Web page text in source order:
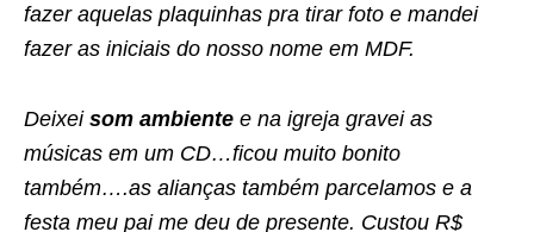
fazer aquelas plaquinhas pra tirar foto e mandei
fazer as iniciais do nosso nome em MDF.
Deixei som ambiente e na igreja gravei as
músicas em um CD…ficou muito bonito
também….as alianças também parcelamos e a
festa meu pai me deu de presente. Custou R$